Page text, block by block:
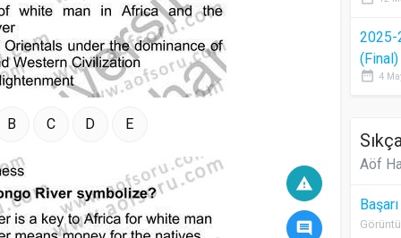
B C D E
warning
comment
2025-
(Final)
date_range 4
Aöf